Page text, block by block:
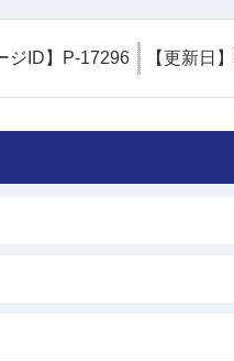
ジID】 P-17296 【更新日】